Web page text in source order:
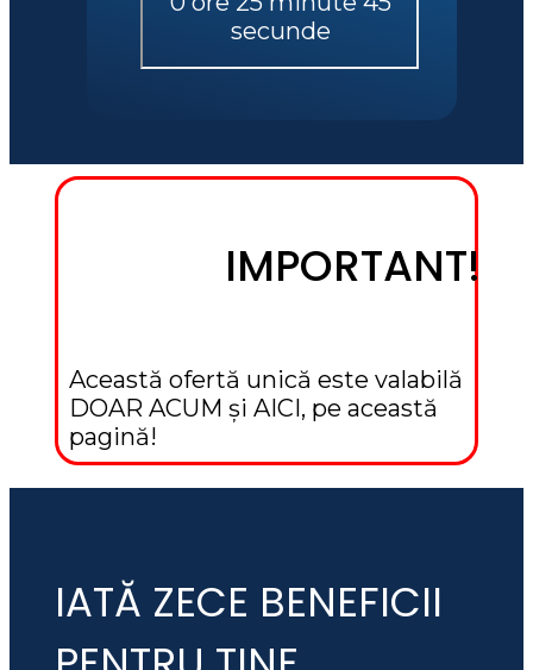
IMPORTANT!
Această ofertă unică este valabilă
DOAR ACUM și AICI, pe această
pagină!
IATĂ ZECE BENEFICII